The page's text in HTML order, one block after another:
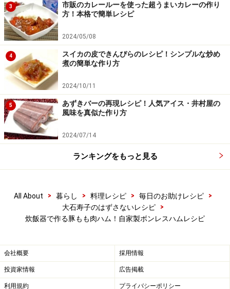
ペーパータオルで包み、冷蔵庫に一晩入れて余分な水分
を抜く。
3
市販のカレールーを使った超うまいカレーの作り
方！本格で簡単レシピ
2024/05/08
4
スイカの皮できんぴらのレシピ！シンプルな炒め
煮の簡単な作り方
2024/10/11
5
あずきバーの再現レシピ！人気アイス・井村屋の
風味を真似た作り方
2024/07/14
ランキングをもっと見る
All About > 暮らし > 料理レシピ > 毎日のお助けレシピ
>
大石寿子のはずさないレシピ
>
炊飯器で作る豚もも肉ハム！自家製ボンレスハムレシピ
会社概要 採用情報
投資家情報 広告掲載
利用規約 プライバシーポリシー